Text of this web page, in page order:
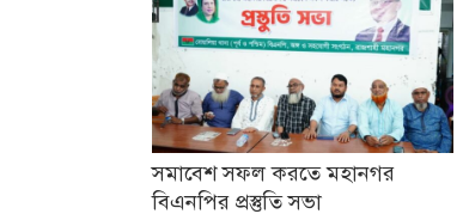
সমাবেশ সফল করতে মহানগর
বিএনপির প্রস্তুতি সভা